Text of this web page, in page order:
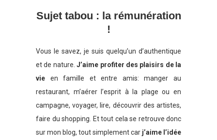
Sujet tabou : la rémunération
!
Vous le savez, je suis quelqu’un d’authentique
et de nature.J’aime profiter des plaisirs de la
vie en famille et entre amis: manger au
restaurant, m’aérer l’esprit à la plage ou en
campagne, voyager, lire, découvrir des artistes,
faire du shopping. Et tout cela se retrouve donc
sur mon blog, tout simplement car j’aime l’idée